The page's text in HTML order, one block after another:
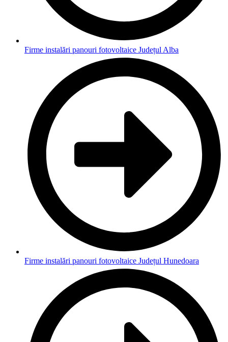
Firme instalări panouri fotovoltaice Județul Alba
Firme instalări panouri fotovoltaice Județul Hunedoara